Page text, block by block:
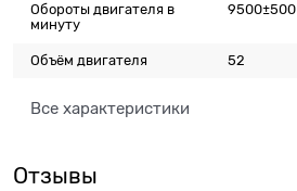
Обороты двигателя в
минуту
9500±500
Объём двигателя 52
Все характеристики
Отзывы